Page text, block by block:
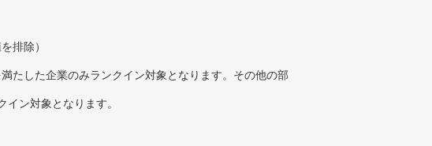
排除）
たした企業のみランクイン対象となります。その他の部
ン対象となります。